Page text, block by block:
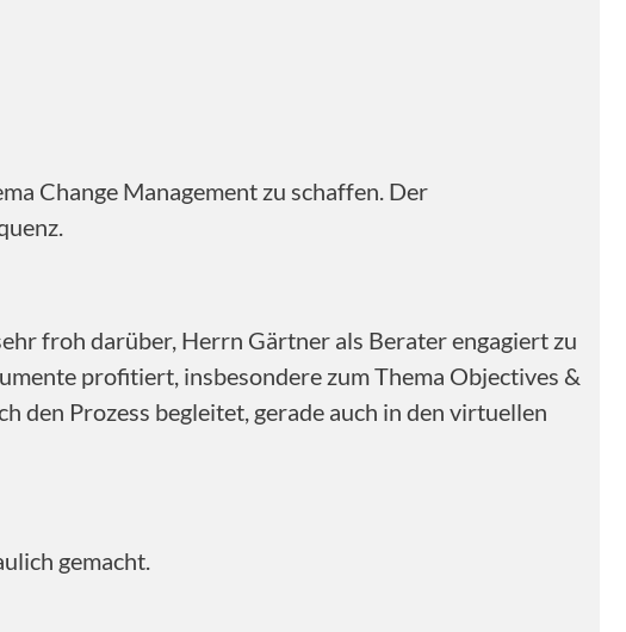
Change Management zu schaffen. Der
froh darüber, Herrn Gärtner als Berater engagiert zu
profitiert, insbesondere zum Thema Objectives &
den Prozess begleitet, gerade auch in den virtuellen
gemacht.